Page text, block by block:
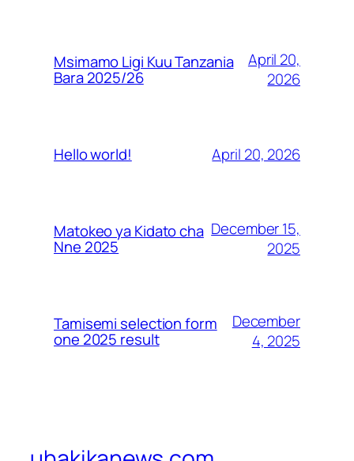
Msimamo Ligi Kuu Tanzania
Bara 2025/26
April 20,
2026
Hello world! April 20, 2026
Matokeo ya Kidato cha
Nne 2025
December 15,
2025
Tamisemi selection form
one 2025 result
December
4, 2025